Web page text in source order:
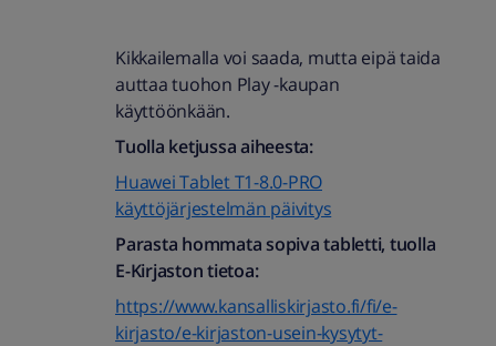
Kikkailemalla voi saada, mutta eipä taida
auttaa tuohon Play -kaupan
käyttöönkään.
Tuolla ketjussa aiheesta:
Huawei Tablet T1-8.0-PRO
käyttöjärjestelmän päivitys
Parasta hommata sopiva tabletti, tuolla
E-Kirjaston tietoa:
https://www.kansalliskirjasto.fi/fi/e-
kirjasto/e-kirjaston-usein-kysytyt-